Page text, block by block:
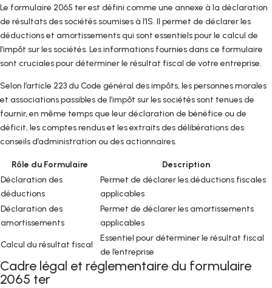
Le formulaire 2065 ter est défini comme une annexe à la déclaration
de résultats des sociétés soumises à l’IS. Il permet de déclarer les
déductions et amortissements qui sont essentiels pour le calcul de
l’impôt sur les sociétés. Les informations fournies dans ce formulaire
sont cruciales pour déterminer le résultat fiscal de votre entreprise.
Selon l’article 223 du Code général des impôts, les personnes morales
et associations passibles de l’impôt sur les sociétés sont tenues de
fournir, en même temps que leur déclaration de bénéfice ou de
déficit, les comptes rendus et les extraits des délibérations des
conseils d’administration ou des actionnaires.
Rôle du Formulaire
Description
Déclaration des
déductions
Permet de déclarer les déductions fiscales
applicables
Déclaration des
amortissements
Permet de déclarer les amortissements
applicables
Calcul du résultat fiscal
Essentiel pour déterminer le résultat fiscal
de l’entreprise
Cadre légal et réglementaire du formulaire
2065 ter